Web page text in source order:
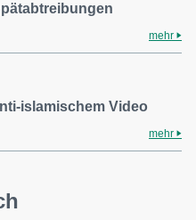
mehr
islamischem Video
mehr